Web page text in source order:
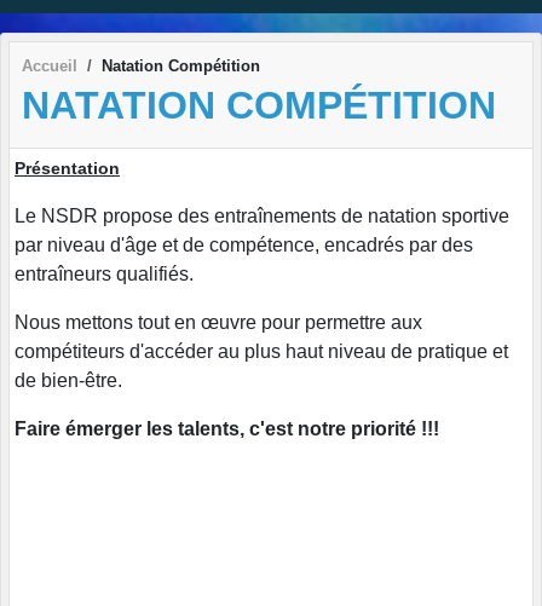
Accueil Natation Compétition
NATATION COMPÉTITION
Présentation
Le NSDR propose des entraînements de natation sportive
par niveau d'âge et de compétence, encadrés par des
entraîneurs qualifiés.
Nous mettons tout en œuvre pour permettre aux
compétiteurs d'accéder au plus haut niveau de pratique et
de bien-être.
Faire émerger les talents, c'est notre priorité !!!